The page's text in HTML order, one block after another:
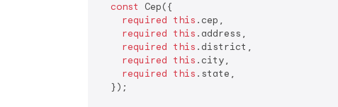
const
Cep({
required this .cep,
required this .address,
required this .district,
required this .city,
required this .state,
  });